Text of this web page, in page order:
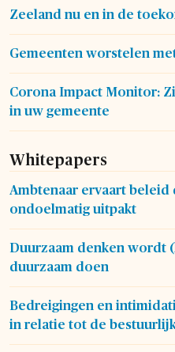
Zeeland nu en in de
Gemeenten worstelen
Corona Impact Monitor:
in uw gemeente
Whitepapers
Ambtenaar ervaart beleid
ondoelmatig uitpakt
Duurzaam denken wordt
duurzaam doen
Bedreigingen en
in relatie tot de